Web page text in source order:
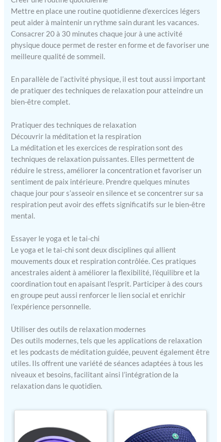
Mettre en place une routine quotidienne d’exercices légers
peut aider à maintenir un rythme sain durant les vacances.
Consacrer 20 à 30 minutes chaque jour à une activité
physique douce permet de rester en forme et de favoriser une
meilleure qualité de sommeil.
En parallèle de l’activité physique, il est tout aussi important
de pratiquer des techniques de relaxation pour atteindre un
bien-être complet.
Pratiquer des techniques de relaxation
Découvrir la méditation et la respiration
La méditation et les exercices de respiration sont des
techniques de relaxation puissantes. Elles permettent de
réduire le stress, améliorer la concentration et favoriser un
sentiment de paix intérieure. Prendre quelques minutes
chaque jour pour s’asseoir en silence et se concentrer sur sa
respiration peut avoir des effets significatifs sur le bien-être
mental.
Essayer le yoga et le tai-chi
Le yoga et le tai-chi sont deux disciplines qui allient
mouvements doux et respiration contrôlée. Ces pratiques
ancestrales aident à améliorer la flexibilité, l’équilibre et la
coordination tout en apaisant l’esprit. Participer à des cours
en groupe peut aussi renforcer le lien social et enrichir
l’expérience personnelle.
Utiliser des outils de relaxation modernes
Des outils modernes, tels que les applications de relaxation
et les podcasts de méditation guidée, peuvent également être
utiles. Ils offrent une variété de séances adaptées à tous les
niveaux et besoins, facilitant ainsi l’intégration de la
relaxation dans le quotidien.